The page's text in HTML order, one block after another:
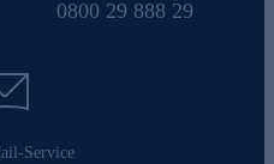
0800 29 888 29
Service